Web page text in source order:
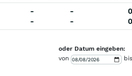
-
-
-
-
0
0
oder Datum eingeben:
von
bis